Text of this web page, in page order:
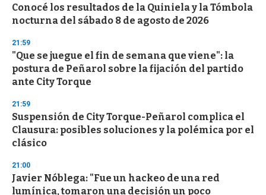
Conocé los resultados de la Quiniela y la Tómbola
nocturna del sábado 8 de agosto de 2026
21:59
"Que se juegue el fin de semana que viene": la
postura de Peñarol sobre la fijación del partido
ante City Torque
21:59
Suspensión de City Torque-Peñarol complica el
Clausura: posibles soluciones y la polémica por el
clásico
21:00
Javier Nóblega: "Fue un hackeo de una red
lumínica, tomaron una decisión un poco